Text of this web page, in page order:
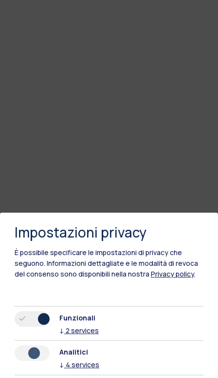
Polimi Community
Tutti i siti dell’ecosistema
Impostazioni privacy
È possibile specificare le impostazioni di privacy che
seguono. Informazioni dettagliate e le modalità di revoca
del consenso sono disponibili nella nostra Privacy policy.
Funzionali
↓ 2 services
Analitici
↓ 4 services